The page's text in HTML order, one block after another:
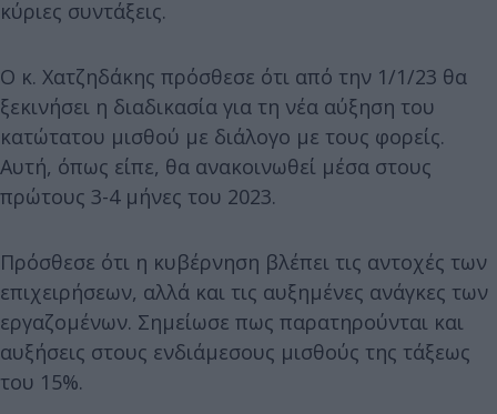
κύριες συντάξεις.
Ο κ. Χατζηδάκης πρόσθεσε ότι από την 1/1/23 θα
ξεκινήσει η διαδικασία για τη νέα αύξηση του
κατώτατου μισθού με διάλογο με τους φορείς.
Αυτή, όπως είπε, θα ανακοινωθεί μέσα στους
πρώτους 3-4 μήνες του 2023.
Πρόσθεσε ότι η κυβέρνηση βλέπει τις αντοχές των
επιχειρήσεων, αλλά και τις αυξημένες ανάγκες των
εργαζομένων. Σημείωσε πως παρατηρούνται και
αυξήσεις στους ενδιάμεσους μισθούς της τάξεως
του 15%.